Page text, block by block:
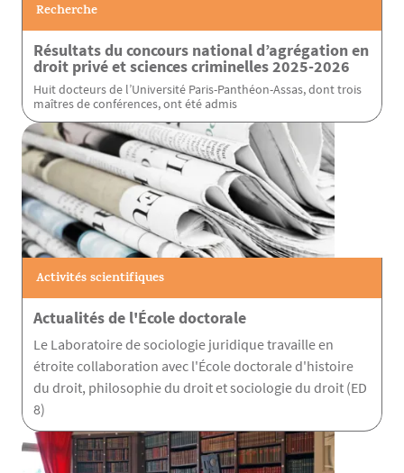
Recherche
Résultats du concours national d’agrégation en
droit privé et sciences criminelles 2025-2026
Huit docteurs de l’Université Paris-Panthéon-Assas, dont trois
maîtres de conférences, ont été admis
Activités scientifiques
Actualités de l'École doctorale
Le Laboratoire de sociologie juridique travaille en
étroite collaboration avec l'École doctorale d'histoire
du droit, philosophie du droit et sociologie du droit (ED
8)